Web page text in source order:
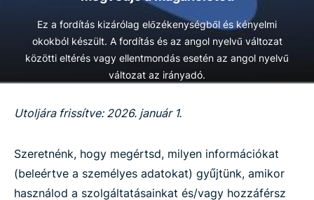
Ez a fordítás kizárólag előzékenységből és kényelmi
okokból készült. A fordítás és az angol nyelvű változat
közötti eltérés vagy ellentmondás esetén az angol nyelvű
változat az irányadó.
Utoljára frissítve: 2026. január 1.
Szeretnénk, hogy megértsd, milyen információkat
(beleértve a személyes adatokat) gyűjtünk, amikor
használod a szolgáltatásainkat és/vagy hozzáférsz